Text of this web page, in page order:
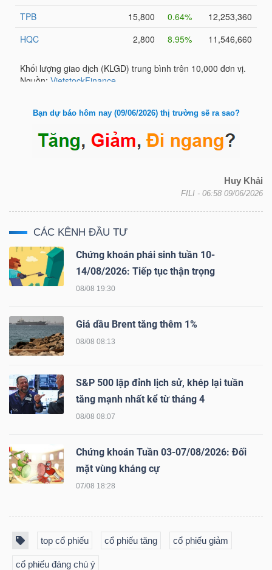
Bạn dự báo hôm nay (09/06/2026) thị trường sẽ ra sao?
Huy Khải
FILI - 06:58 09/06/2026
CÁC KÊNH ĐẦU TƯ
Chứng khoán phái sinh tuần 10-
14/08/2026: Tiếp tục thận trọng
08/08 19:30
Giá dầu Brent tăng thêm 1%
08/08 08:13
S&P 500 lập đỉnh lịch sử, khép lại tuần
tăng mạnh nhất kể từ tháng 4
08/08 08:07
Chứng khoán Tuần 03-07/08/2026: Đối
mặt vùng kháng cự
07/08 18:28
top cổ phiếu cổ phiếu tăng cổ phiếu giảm
cổ phiếu đáng chú ý
Bài
viết
tác
(-)
Thuật
ngữ
(-)
Dịch
vụ
Đào
chính